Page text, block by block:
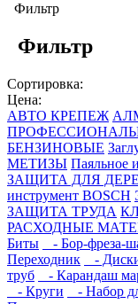
Фильтр
Фильтр
Сортировка:
Цена:
АВТО КРЕПЕЖ
БЕНЗИНОВЫЕ
МЕТИЗЫ Паяльное
ЗАЩИТА ДЛЯ
инструмент BOSCH
ЗАЩИТА ТРУДА
РАСХОДНЫЕ
Биты
- Бор-фреза-
Переходник
-
труб
- Карандаш
- Круги
- Набор